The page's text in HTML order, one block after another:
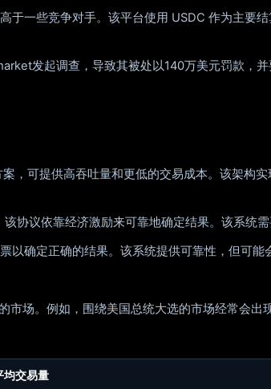
一些竞争对手。该平台使用 USDC 作为主要
发起调查，导致其被处以140万美元罚款，并
，可提供高吞吐量和更低的交易成本。该架构
协议依靠经济激励来可靠地确定结果。该系统
确定正确的结果。该系统提供可靠性，但可能
场。例如，围绕美国总统大选的市场经常会出
均交易量